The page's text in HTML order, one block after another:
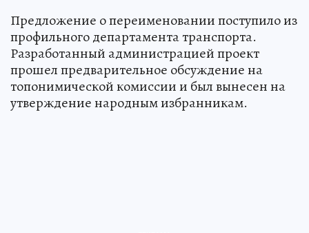
Предложение о переименовании поступило из
профильного департамента транспорта.
Разработанный администрацией проект
прошел предварительное обсуждение на
топонимической комиссии и был вынесен на
утверждение народным избранникам.